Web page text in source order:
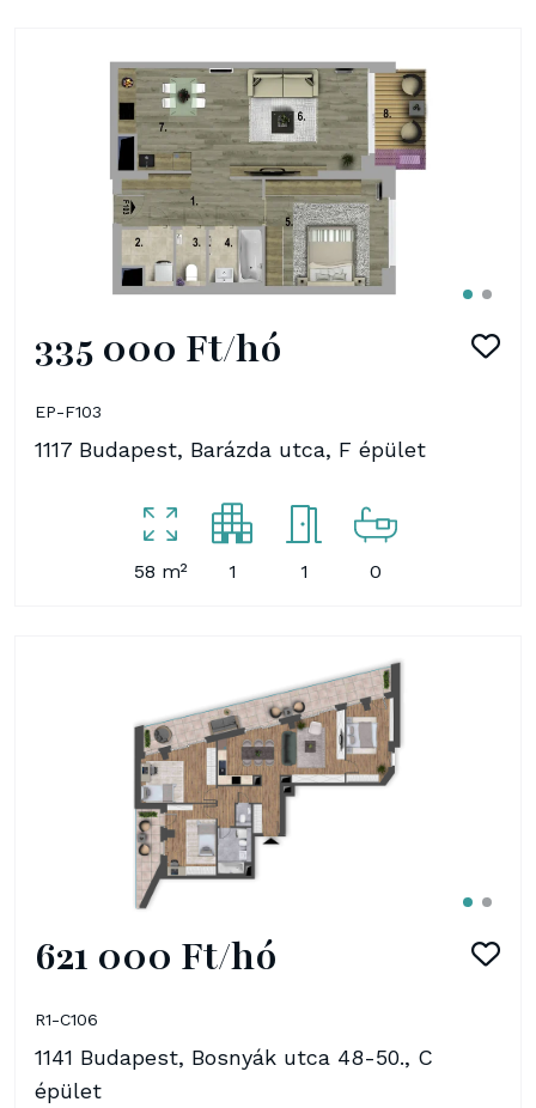
335 000 Ft/hó
EP-F103
1117 Budapest, Barázda utca, F épület
58 m² 1 1 0
621 000 Ft/hó
R1-C106
1141 Budapest, Bosnyák utca 48-50., C
épület